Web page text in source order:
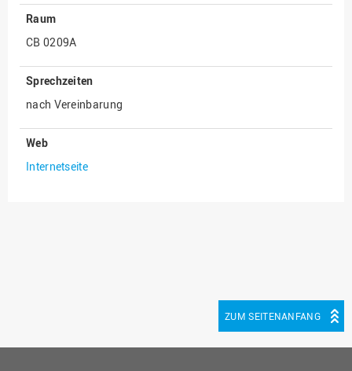
IT Service Center
Kommunikation und
Marketing
LearningCenter
Nachhaltigkeit
Personal
Recht
Raum
CB 0209A
Sprechzeiten
nach Vereinbarung
Web
Internetseite
ZUM SEITENANFANG